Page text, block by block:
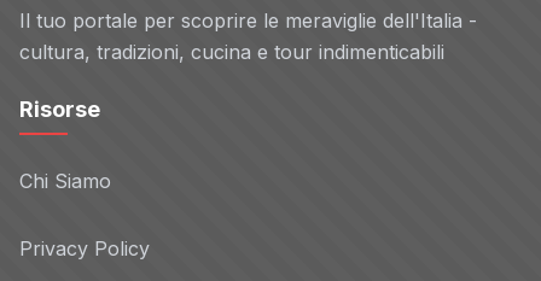
Il tuo portale per scoprire le meraviglie dell'Italia -
cultura, tradizioni, cucina e tour indimenticabili
Risorse
Chi Siamo
Privacy Policy